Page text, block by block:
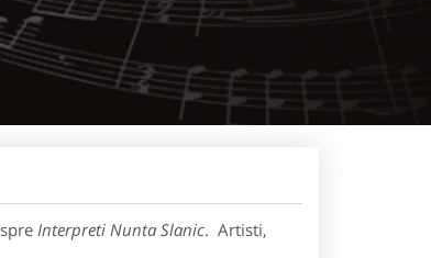
Interpreti Nunta Slanic. Artisti,